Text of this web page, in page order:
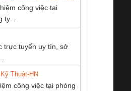
Giá
Nẹp nhôm chống
trơn Đà Nẵng
MẠI
KỸ
ĐIỆN CƠ
PHÁT
PHẦN TỰ ĐỘNG
công việc tại
trực tuyến uy tín, sở
Thuật-HN
công việc tại phòng